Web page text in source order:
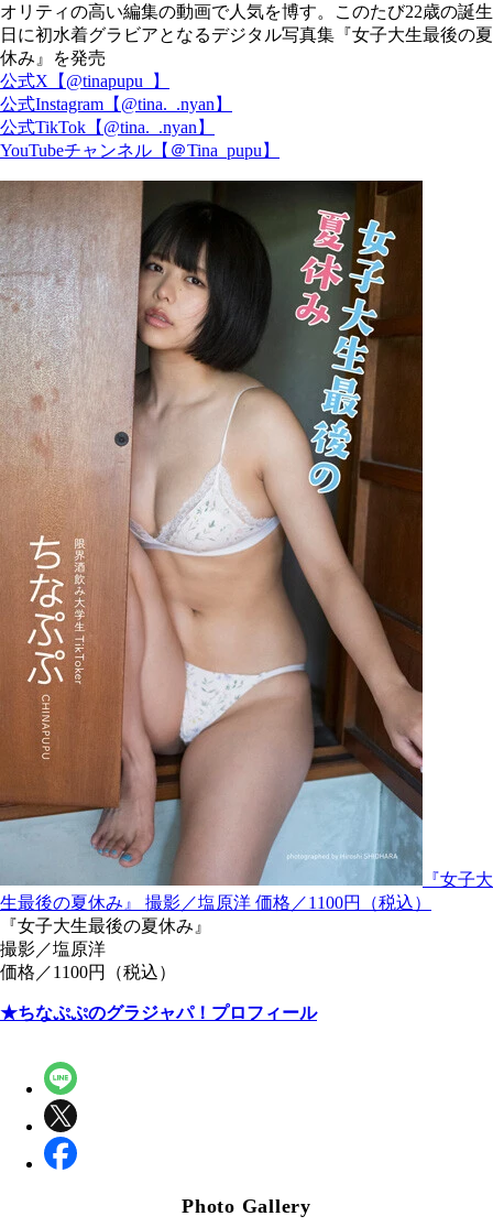
オリティの高い編集の動画で人気を博す。このたび22歳の誕生
日に初水着グラビアとなるデジタル写真集『女子大生最後の夏
休み』を発売
公式X【@tinapupu_】
公式Instagram【@tina._.nyan】
公式TikTok【@tina._.nyan】
YouTubeチャンネル【＠Tina_pupu】
『女子大
生最後の夏休み』 撮影／塩原洋 価格／1100円（税込）
『女子大生最後の夏休み』
撮影／塩原洋
価格／1100円（税込）
★ちなぷぷのグラジャパ！プロフィール
Photo Gallery